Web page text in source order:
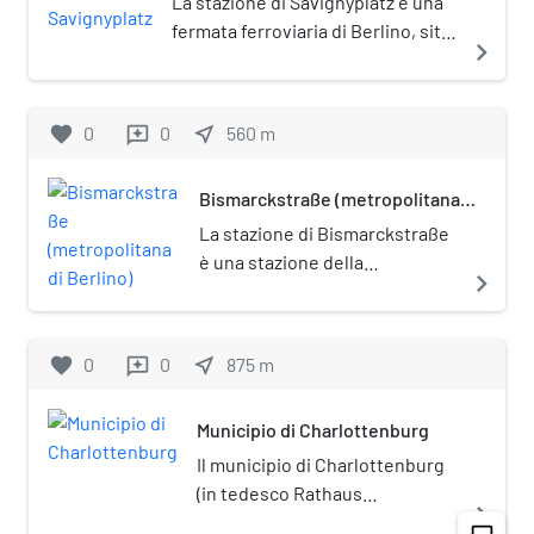
pedonalizzato, modello invece
grandi città europee.
fermata ferroviaria di Berlino, sita
posta sotto tutela monumentale
navigate_next
favorite 0 reviews 0 near_me 560 m
Bismarckstraße (metropolitana
La stazione di Bismarckstraße
è una stazione della
all'incrocio delle linee U2 e U7.
denominata Bismarckstraße.
navigate_next
favorite 0 reviews 0 near_me 875 m
Municipio di Charlottenburg
Il municipio di Charlottenburg
(in tedesco Rathaus
navigate_next